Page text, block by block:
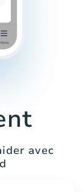
avec